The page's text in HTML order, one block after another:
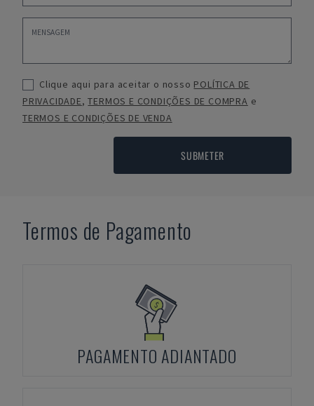
Clique aqui para aceitar o nosso POLÍTICA DE
PRIVACIDADE,TERMOS E CONDIÇÕES DE COMPRA e
TERMOS E CONDIÇÕES DE VENDA
SUBMETER
Termos de Pagamento
PAGAMENTO ADIANTADO